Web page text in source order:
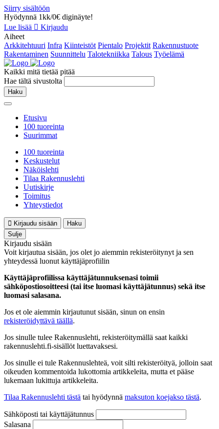
Siirry sisältöön
Hyödynnä 1kk/0€ diginäyte!
Lue lisää
Kirjaudu
Aiheet
Arkkitehtuuri Infra Kiinteistöt Pientalo Projektit Rakennustuote
Rakentaminen Suunnittelu Talotekniikka Talous Työelämä
Kaikki mitä tietää pitää
Hae tältä sivustolta
Haku
Etusivu
100 tuoreinta
Suurimmat
100 tuoreinta
Keskustelut
Näköislehti
Tilaa Rakennuslehti
Uutiskirje
Toimitus
Yhteystiedot
Kirjaudu sisään
Haku
Sulje
Kirjaudu sisään
Voit kirjautua sisään, jos olet jo aiemmin rekisteröitynyt ja sen
yhteydessä luonut käyttäjäprofiilin
Käyttäjäprofiilissa käyttäjätunnuksenasi toimii
sähköpostiosoitteesi (tai itse luomasi käyttäjätunnus) sekä itse
luomasi salasana.
Jos et ole aiemmin kirjautunut sisään, sinun on ensin
rekisteröidyttävä täällä.
Jos sinulle tulee Rakennuslehti, rekisteröitymällä saat kaikki
rakennuslehti.fi-sisällöt luettavaksesi.
Jos sinulle ei tule Rakennuslehteä, voit silti rekisteröityä, jolloin saat
oikeuden kommentoida lukottomia artikkeleita, mutta et pääse
lukemaan lukittuja artikkeleita.
Tilaa Rakennuslehti tästä tai hyödynnä maksuton koejakso tästä.
Sähköposti tai käyttäjätunnus
Salasana